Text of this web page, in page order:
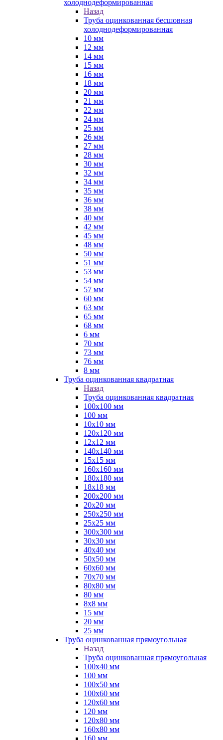
холоднодеформированная
Назад
Труба оцинкованная бесшовная
холоднодеформированная
10 мм
12 мм
14 мм
15 мм
16 мм
18 мм
20 мм
21 мм
22 мм
24 мм
25 мм
26 мм
27 мм
28 мм
30 мм
32 мм
34 мм
35 мм
36 мм
38 мм
40 мм
42 мм
45 мм
48 мм
50 мм
51 мм
53 мм
54 мм
57 мм
60 мм
63 мм
65 мм
68 мм
6 мм
70 мм
73 мм
76 мм
8 мм
Труба оцинкованная квадратная
Назад
Труба оцинкованная квадратная
100х100 мм
100 мм
10х10 мм
120х120 мм
12х12 мм
140х140 мм
15х15 мм
160х160 мм
180х180 мм
18х18 мм
200х200 мм
20х20 мм
250х250 мм
25х25 мм
300х300 мм
30х30 мм
40х40 мм
50х50 мм
60х60 мм
70х70 мм
80х80 мм
80 мм
8х8 мм
15 мм
20 мм
25 мм
Труба оцинкованная прямоугольная
Назад
Труба оцинкованная прямоугольная
100х40 мм
100 мм
100х50 мм
100х60 мм
120х60 мм
120 мм
120х80 мм
160х80 мм
160 мм